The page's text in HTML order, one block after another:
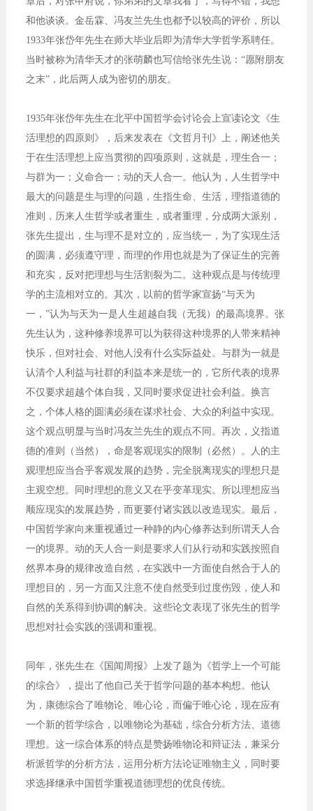
和他谈谈。金岳霖、冯友兰先生也都予以较高的评价，所以
1933年张岱年先生在师大毕业后即为清华大学哲学系聘任。
当时被称为清华天才的张萌麟也写信给张先生说：“愿附朋友
之末”，此后两人成为密切的朋友。
1935年张岱年先生在北平中国哲学会讨论会上宣读论文《生
活理想的四原则》，后来发表在《文哲月刊》上，阐述他关
于在生活理想上应当贯彻的四项原则，这就是，理生合一；
与群为一；义命合一；动的天人合一。他认为，人生哲学中
最大的问题是生与理的问题，生指生命、生活，理指道德的
准则，历来人生哲学或者重生，或者重理，分成两大派别，
张先生提出，生与理不是对立的，应当统一，为了实现生活
的圆满，必须遵守理，而理的作用也就是为了保证生的完善
和充实，反对把理想与生活割裂为二。这种观点是与传统理
学的主流相对立的。其次，以前的哲学家宣扬“与天为
一，”认为与天为一是人生超越自我（无我）的最高境界。张
先生认为，这种修养境界可以为获得这种境界的人带来精神
快乐，但对社会、对他人没有什么实际益处。与群为一就是
认清个人利益与社群的利益本来是统一的，它所代表的境界
不仅要求超越个体自我，又同时要求促进社会利益。换言
之，个体人格的圆满必须在谋求社会、大众的利益中实现。
这个观点明显与当时冯友兰先生的观点不同。再次，义指道
德的准则（当然），命是客观现实的限制（必然）。人的主
观理想应当合乎客观发展的趋势，完全脱离现实的理想只是
主观空想。同时理想的意义又在乎变革现实。所以理想应当
顺应现实的发展趋势，而更要付诸实践以改造现实。最后，
中国哲学家向来重视通过一种静的内心修养达到所谓天人合
一的境界。动的天人合一则是要求人们从行动和实践按照自
然界本身的规律改造自然，在实践中一方面使自然合于人的
理想目的，另一方面又注意不使自然受到过度伤毁，使人和
自然的关系得到协调的解决。这些论文表现了张先生的哲学
思想对社会实践的强调和重视。
同年，张先生在《国闻周报》上发了题为《哲学上一个可能
的综合》，提出了他自己关于哲学问题的基本构想。他认
为，康德综合了唯物论、唯心论，而偏于唯心论，现在应有
一个新的哲学综合，以唯物论为基础，综合分析方法、道德
理想。这一综合体系的特点是赞扬唯物论和辩证法，兼采分
析派哲学的分析方法，运用分析方法论证唯物主义，同时要
求选择继承中国哲学重视道德理想的优良传统。